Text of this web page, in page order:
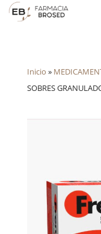
Inicio »
SOBRES